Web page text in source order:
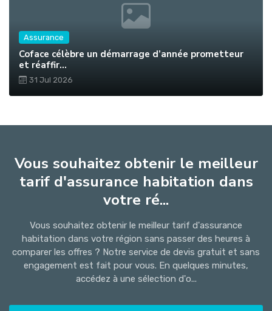
Assurance
Coface célèbre un démarrage d’année prometteur
et réaffir...
31 Jul 2026
Vous souhaitez obtenir le meilleur
tarif d'assurance habitation dans
votre ré...
Vous souhaitez obtenir le meilleur tarif d'assurance
habitation dans votre région sans passer des heures à
comparer les offres ? Notre service de devis gratuit et sans
engagement est fait pour vous. En quelques minutes,
accédez à une sélection d'o...